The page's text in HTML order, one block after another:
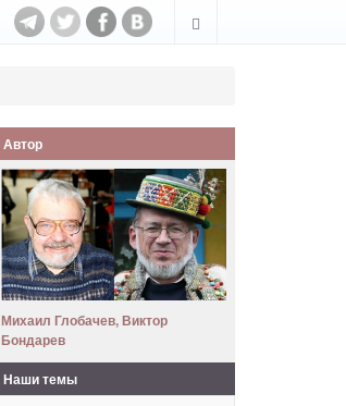
Автор
Михаил Глобачев, Виктор
Бондарев
Наши темы